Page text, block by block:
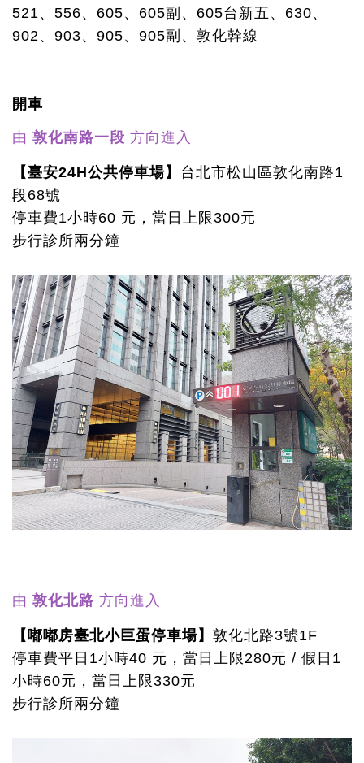
521、556、605、605副、605台新五、630、
902、903、905、905副、敦化幹線
開車
由 敦化南路一段 方向進入
【臺安24H公共停車場】 台北市松山區敦化南路1
段68號
停車費1小時60 元，當日上限300元
步行診所兩分鐘
由 敦化北路 方向進入
【嘟嘟房臺北小巨蛋停車場】 敦化北路3號1F
停車費平日1小時40 元，當日上限280元 / 假日1
小時60元，當日上限330元
步行診所兩分鐘